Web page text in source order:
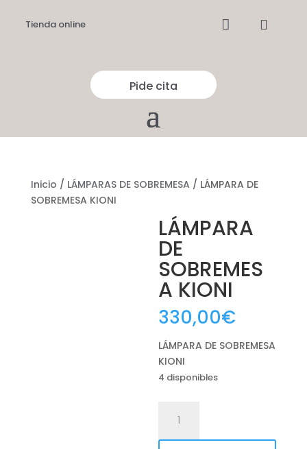
Tienda online  
Pide cita
Inicio / LÁMPARAS DE SOBREMESA / LÁMPARA DE
SOBREMESA KIONI
LÁMPARA
DE
SOBREMES
A KIONI
330,00€
LÁMPARA DE SOBREMESA
KIONI
4 disponibles
SOBREMESA